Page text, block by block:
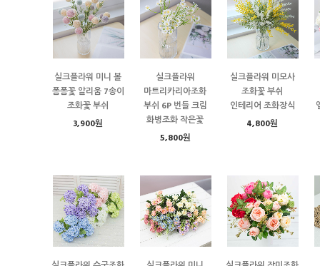
실크플라워 미니 볼
폼폼꽃 알리움 7송이
조화꽃 부쉬
3,900원
실크플라워
마트리카리아조화
부쉬 6P 번들 크림
화병조화 작은꽃
5,800원
실크플라워 미모사
조화꽃 부쉬
인테리어 조화장식
4,800원